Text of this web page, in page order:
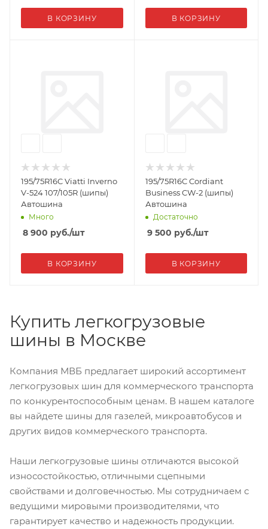
В КОРЗИНУ В КОРЗИНУ
195/75R16C Viatti Inverno
V-524 107/105R (шипы)
Автошина
Много
8 900 руб./шт
В КОРЗИНУ
195/75R16C Cordiant
Business CW-2 (шипы)
Автошина
Достаточно
9 500 руб./шт
В КОРЗИНУ
Купить легкогрузовые
шины в Москве
Компания МВБ предлагает широкий ассортимент
легкогрузовых шин для коммерческого транспорта
по конкурентоспособным ценам. В нашем каталоге
вы найдете шины для газелей, микроавтобусов и
других видов коммерческого транспорта.
Наши легкогрузовые шины отличаются высокой
износостойкостью, отличными сцепными
свойствами и долговечностью. Мы сотрудничаем с
ведущими мировыми производителями, что
гарантирует качество и надежность продукции.